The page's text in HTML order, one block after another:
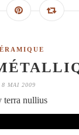
8 MAI 2009
terra nullius